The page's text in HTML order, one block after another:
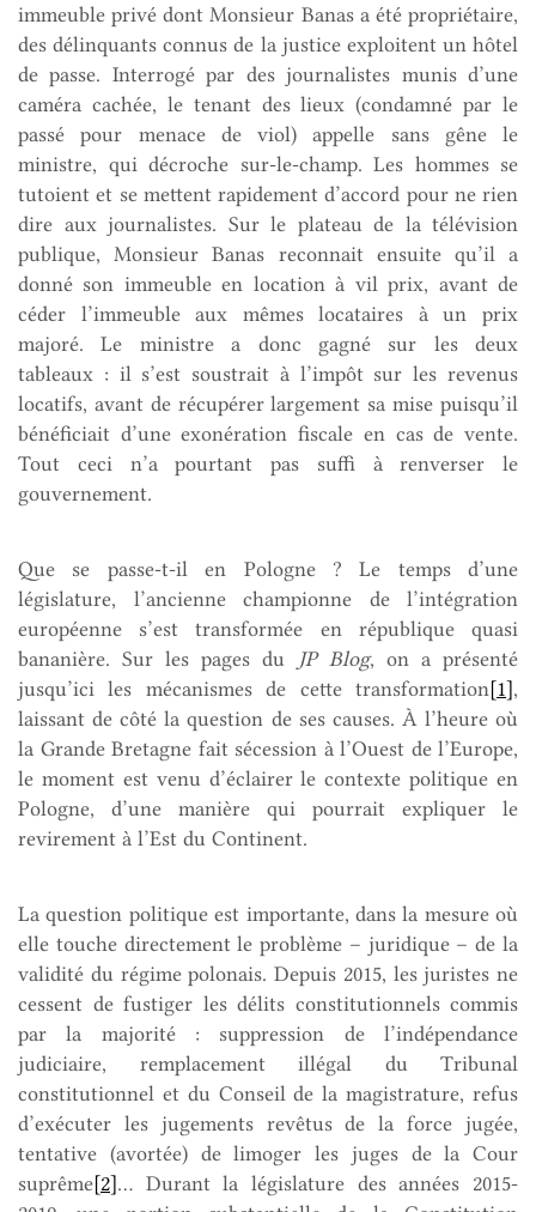
immeuble privé dont Monsieur Banas a été propriétaire,
des délinquants connus de la justice exploitent un hôtel
de passe. Interrogé par des journalistes munis d’une
caméra cachée, le tenant des lieux (condamné par le
passé pour menace de viol) appelle sans gêne le
ministre, qui décroche sur-le-champ. Les hommes se
tutoient et se mettent rapidement d’accord pour ne rien
dire aux journalistes. Sur le plateau de la télévision
publique, Monsieur Banas reconnait ensuite qu’il a
donné son immeuble en location à vil prix, avant de
céder l’immeuble aux mêmes locataires à un prix
majoré. Le ministre a donc gagné sur les deux
tableaux : il s’est soustrait à l’impôt sur les revenus
locatifs, avant de récupérer largement sa mise puisqu’il
bénéficiait d’une exonération fiscale en cas de vente.
Tout ceci n’a pourtant pas suffi à renverser le
gouvernement.
Que se passe-t-il en Pologne ? Le temps d’une
législature, l’ancienne championne de l’intégration
européenne s’est transformée en république quasi
bananière. Sur les pages du
JP Blog, on a présenté
jusqu’ici les mécanismes de cette transformation[1],
laissant de côté la question de ses causes. À l’heure où
la Grande Bretagne fait sécession à l’Ouest de l’Europe,
le moment est venu d’éclairer le contexte politique en
Pologne, d’une manière qui pourrait expliquer le
revirement à l’Est du Continent.
La question politique est importante, dans la mesure où
elle touche directement le problème – juridique – de la
validité du régime polonais. Depuis 2015, les juristes ne
cessent de fustiger les délits constitutionnels commis
par la majorité : suppression de l’indépendance
judiciaire, remplacement illégal du Tribunal
constitutionnel et du Conseil de la magistrature, refus
d’exécuter les jugements revêtus de la force jugée,
tentative (avortée) de limoger les juges de la Cour
suprême[2]… Durant la législature des années 2015-